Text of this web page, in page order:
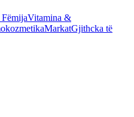
Vitamina &
MarkatGjithcka të